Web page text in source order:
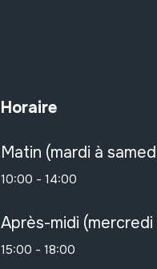
Horaire
Matin (mardi à
10:00 - 14:00
Après-midi (mercredi
15:00 - 18:00